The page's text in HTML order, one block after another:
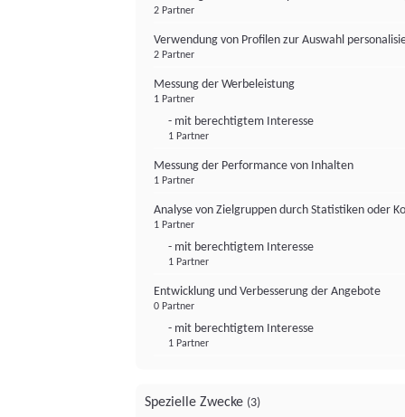
2 Partner
Verwendung von Profilen zur Auswahl
2 Partner
Messung der Werbeleistung
1 Partner
- mit berechtigtem Interesse
1 Partner
Messung der Performance von Inhalten
1 Partner
Analyse von Zielgruppen durch Statistiken oder
1 Partner
- mit berechtigtem Interesse
1 Partner
Entwicklung und Verbesserung der Angebote
0 Partner
- mit berechtigtem Interesse
1 Partner
Spezielle Zwecke (3)